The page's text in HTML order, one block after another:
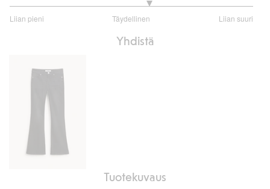
Liian pieni Täydellinen Liian suuri
/
Yhdistä
Tuotekuvaus